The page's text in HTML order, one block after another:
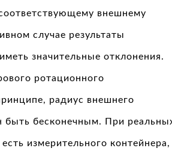
внешнему
случае результаты
значительные отклонения.
ротационного
радиус внешнего
быть бесконечным. При
измерительного контейнера,